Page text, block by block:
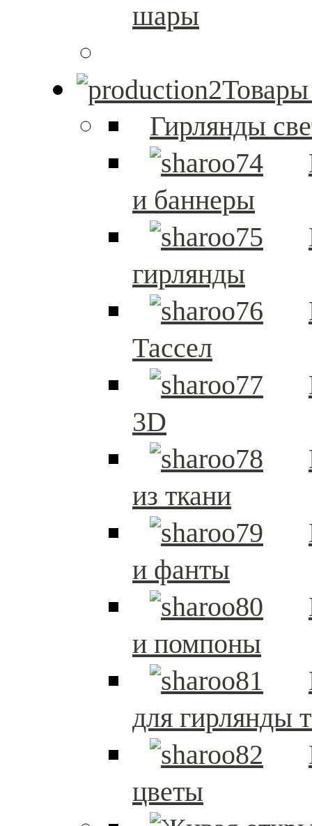
шары
Гирлянды
и баннеры
гирлянды
Тассел
3D
из ткани
и фанты
и помпоны
для гирлянды
цветы